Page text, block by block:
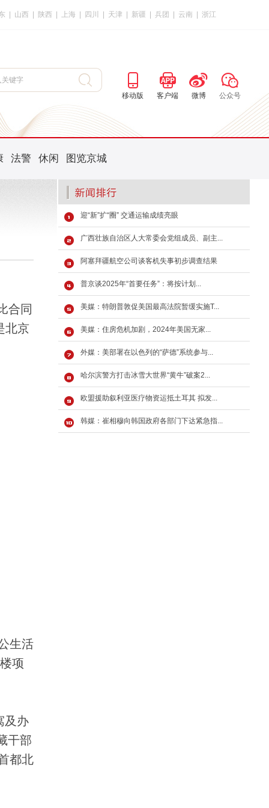
山西 陕西 上海 四川 天津 新疆 兵团 云南 浙江
移动版 客户端 微博 公众号
法警 休闲 图览京城
合同
北京
生活
项
及办
干部
都北
迎“新”扩“圈” 交通运输成绩亮眼
广西壮族自治区人大常委会党组成员、副主...
阿塞拜疆航空公司谈客机失事初步调查结果
普京谈2025年“首要任务”：将按计划...
美媒：特朗普敦促美国最高法院暂缓实施T...
美媒：住房危机加剧，2024年美国无家...
外媒：美部署在以色列的“萨德”系统参与...
哈尔滨警方打击冰雪大世界“黄牛”破案2...
欧盟援助叙利亚医疗物资运抵土耳其 拟发...
韩媒：崔相穆向韩国政府各部门下达紧急指...